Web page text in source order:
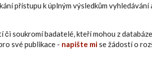
přístupu k úplným výsledkům
či soukromí badatelé, kteří mohou z
své publikace - napište mise žádostí o